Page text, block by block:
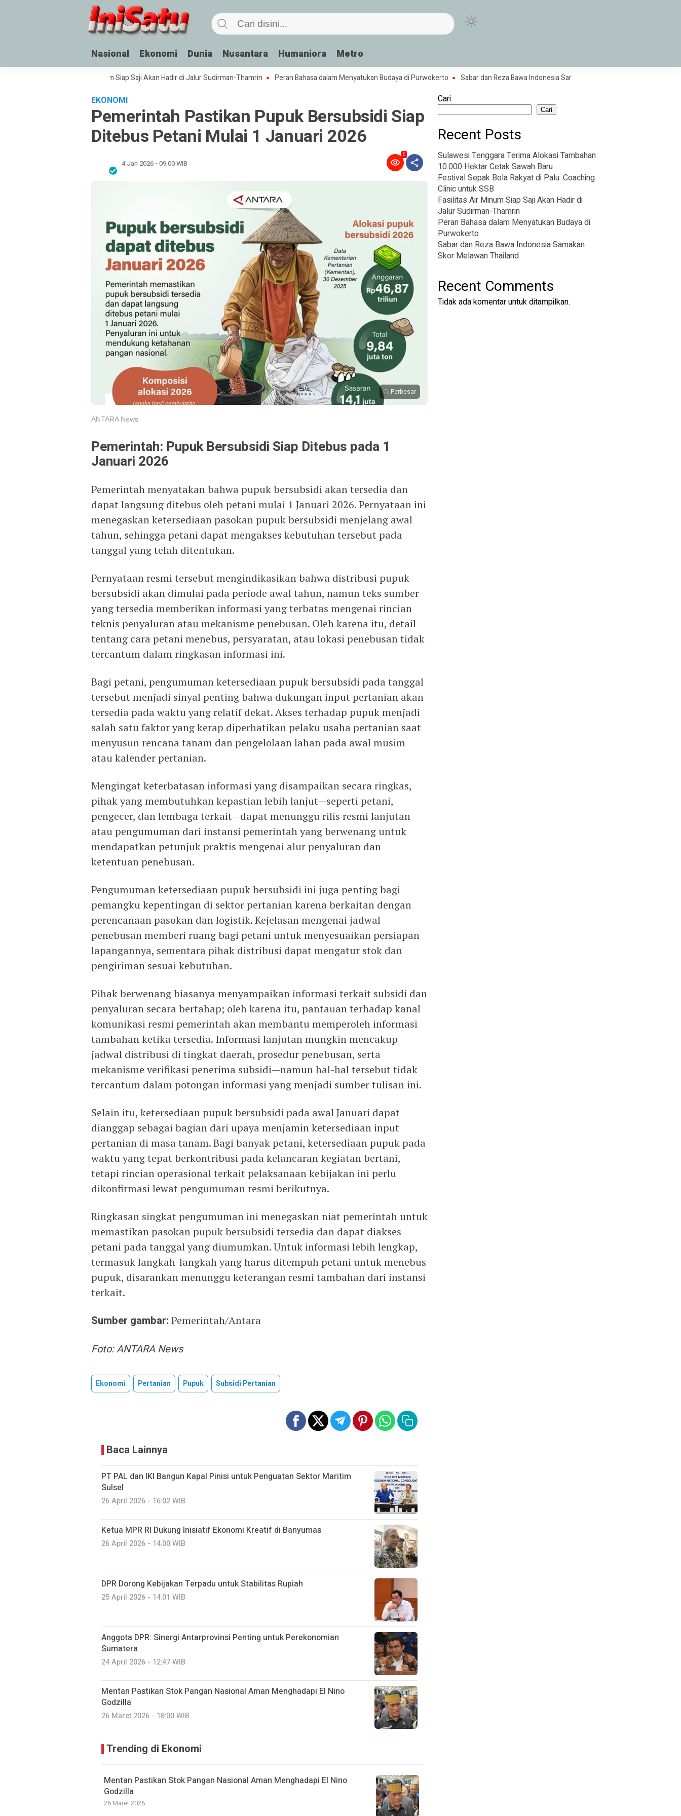
Nasional Ekonomi Dunia Nusantara Humaniora Metro
Fasilitas Air Minum Siap Saji Akan Hadir di Jalur Sudirman-Thamrin Peran Bahasa dalam Menyatukan Budaya di Purwokerto Sabar dan Reza Bawa Indonesia Samakan Skor Melawan Thailand
EKONOMI
Pemerintah Pastikan Pupuk Bersubsidi Siap
Ditebus Petani Mulai 1 Januari 2026
4 Jan 2026 - 09:00 WIB
5
Perbesar
ANTARA News
Pemerintah: Pupuk Bersubsidi Siap Ditebus pada 1
Januari 2026
Pemerintah menyatakan bahwa pupuk bersubsidi akan tersedia dan
dapat langsung ditebus oleh petani mulai 1 Januari 2026. Pernyataan ini
menegaskan ketersediaan pasokan pupuk bersubsidi menjelang awal
tahun, sehingga petani dapat mengakses kebutuhan tersebut pada
tanggal yang telah ditentukan.
Pernyataan resmi tersebut mengindikasikan bahwa distribusi pupuk
bersubsidi akan dimulai pada periode awal tahun, namun teks sumber
yang tersedia memberikan informasi yang terbatas mengenai rincian
teknis penyaluran atau mekanisme penebusan. Oleh karena itu, detail
tentang cara petani menebus, persyaratan, atau lokasi penebusan tidak
tercantum dalam ringkasan informasi ini.
Bagi petani, pengumuman ketersediaan pupuk bersubsidi pada tanggal
tersebut menjadi sinyal penting bahwa dukungan input pertanian akan
tersedia pada waktu yang relatif dekat. Akses terhadap pupuk menjadi
salah satu faktor yang kerap diperhatikan pelaku usaha pertanian saat
menyusun rencana tanam dan pengelolaan lahan pada awal musim
atau kalender pertanian.
Mengingat keterbatasan informasi yang disampaikan secara ringkas,
pihak yang membutuhkan kepastian lebih lanjut—seperti petani,
pengecer, dan lembaga terkait—dapat menunggu rilis resmi lanjutan
atau pengumuman dari instansi pemerintah yang berwenang untuk
mendapatkan petunjuk praktis mengenai alur penyaluran dan
ketentuan penebusan.
Pengumuman ketersediaan pupuk bersubsidi ini juga penting bagi
pemangku kepentingan di sektor pertanian karena berkaitan dengan
perencanaan pasokan dan logistik. Kejelasan mengenai jadwal
penebusan memberi ruang bagi petani untuk menyesuaikan persiapan
lapangannya, sementara pihak distribusi dapat mengatur stok dan
pengiriman sesuai kebutuhan.
Pihak berwenang biasanya menyampaikan informasi terkait subsidi dan
penyaluran secara bertahap; oleh karena itu, pantauan terhadap kanal
komunikasi resmi pemerintah akan membantu memperoleh informasi
tambahan ketika tersedia. Informasi lanjutan mungkin mencakup
jadwal distribusi di tingkat daerah, prosedur penebusan, serta
mekanisme verifikasi penerima subsidi—namun hal-hal tersebut tidak
tercantum dalam potongan informasi yang menjadi sumber tulisan ini.
Selain itu, ketersediaan pupuk bersubsidi pada awal Januari dapat
dianggap sebagai bagian dari upaya menjamin ketersediaan input
pertanian di masa tanam. Bagi banyak petani, ketersediaan pupuk pada
waktu yang tepat berkontribusi pada kelancaran kegiatan bertani,
tetapi rincian operasional terkait pelaksanaan kebijakan ini perlu
dikonfirmasi lewat pengumuman resmi berikutnya.
Ringkasan singkat pengumuman ini menegaskan niat pemerintah untuk
memastikan pasokan pupuk bersubsidi tersedia dan dapat diakses
petani pada tanggal yang diumumkan. Untuk informasi lebih lengkap,
termasuk langkah-langkah yang harus ditempuh petani untuk menebus
pupuk, disarankan menunggu keterangan resmi tambahan dari instansi
terkait.
Sumber gambar: Pemerintah/Antara
Foto: ANTARA News
Ekonomi Pertanian Pupuk Subsidi Pertanian
Baca Lainnya
PT PAL dan IKI Bangun Kapal Pinisi untuk Penguatan Sektor Maritim
Sulsel
26 April 2026 - 16:02 WIB
Ketua MPR RI Dukung Inisiatif Ekonomi Kreatif di Banyumas
26 April 2026 - 14:00 WIB
DPR Dorong Kebijakan Terpadu untuk Stabilitas Rupiah
25 April 2026 - 14:01 WIB
Anggota DPR: Sinergi Antarprovinsi Penting untuk Perekonomian
Sumatera
24 April 2026 - 12:47 WIB
Mentan Pastikan Stok Pangan Nasional Aman Menghadapi El Nino
Godzilla
26 Maret 2026 - 18:00 WIB
Trending di Ekonomi
Mentan Pastikan Stok Pangan Nasional Aman Menghadapi El Nino
Godzilla
26 Maret 2026
Cari
Cari
Recent Posts
Sulawesi Tenggara Terima Alokasi Tambahan
10.000 Hektar Cetak Sawah Baru
Festival Sepak Bola Rakyat di Palu: Coaching
Clinic untuk SSB
Fasilitas Air Minum Siap Saji Akan Hadir di
Jalur Sudirman-Thamrin
Peran Bahasa dalam Menyatukan Budaya di
Purwokerto
Sabar dan Reza Bawa Indonesia Samakan
Skor Melawan Thailand
Recent Comments
Tidak ada komentar untuk ditampilkan.